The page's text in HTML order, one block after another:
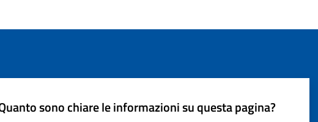
sono chiare le informazioni su questa pagina?